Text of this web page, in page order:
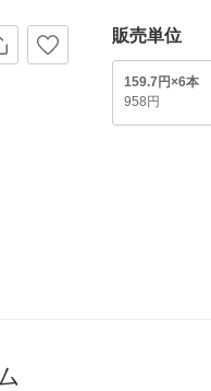
販売単位
159.7円×6本
958円